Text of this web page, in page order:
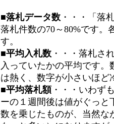
■落札データ数 ・・・「落
落札件数の70～80%です。
す。
■平均入札数 ・・・落札さ
入っていたかの平均です
は熱く、数字が小さいほど
■平均落札額 ・・・いわず
ーの１週間後は値がぐっと
数を乗じたものが、当然な